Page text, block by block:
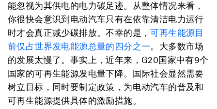
能忽视为其供电的电力碳足迹。从整体情况来看，
你很快会意识到电动汽车只有在依靠清洁电力运行
时才会真正减少碳排放。不幸的是，可再生能源目
前仅占世界发电能源总量的四分之一。大多数市场
的发展太慢了。事实上，近年来，G20国家中有9个
国家的可再生能源发电量下降。国际社会显然需要
树立目标，同时要制定政策，为电动汽车的普及和
可再生能源提供具体的激励措施。